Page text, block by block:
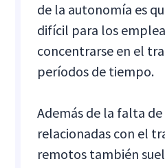
de la autonomía es
difícil para los
concentrarse en el
períodos de tiempo.
Además de la falta
relacionadas con el
remotos también